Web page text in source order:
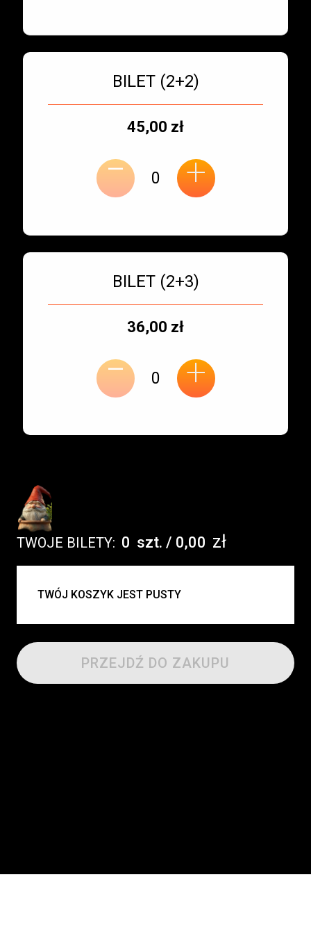
Bilet numer 3
Typ
biletu:
BILET (2+2)
Typ
Cena
45,00 zł
- +
Bilet numer 4
Typ
biletu:
BILET (2+3)
Typ
Cena
36,00 zł
- +
TWOJE BILETY: 0 szt. / 0,00 zł
UWAGA:
TWÓJ KOSZYK JEST PUSTY
PRZEJDŹ DO ZAKUPU